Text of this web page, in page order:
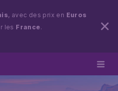
, avec des prix en Euros
les France.